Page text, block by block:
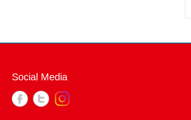
Social Media